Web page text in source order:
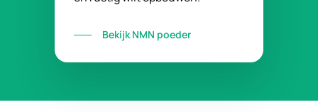
Bekijk NMN poeder